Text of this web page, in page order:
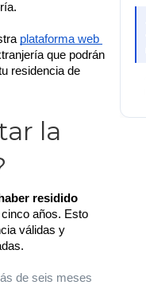
plataforma web
que podrán
residencia de
la
residido
años. Esto
válidas y
de seis meses